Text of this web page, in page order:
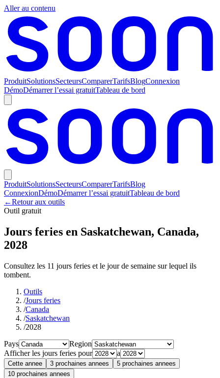
Aller au contenu
ProduitSolutionsSecteursComparerTarifsBlogConnexion
DémoDémarrer l’essai gratuitTableau de bord
ProduitSolutionsSecteursComparerTarifsBlog
ConnexionDémoDémarrer l’essai gratuitTableau de bord
←Retour aux outils
Outil gratuit
Jours feries en Saskatchewan, Canada,
2028
Consultez les 11 jours feries et le jour de semaine sur lequel ils
tombent.
Outils
/Jours feries
/Canada
/Saskatchewan
/2028
Pays
Region
Afficher les jours feries pour
a
Cette annee 3 prochaines annees
5 prochaines annees
10 prochaines annees